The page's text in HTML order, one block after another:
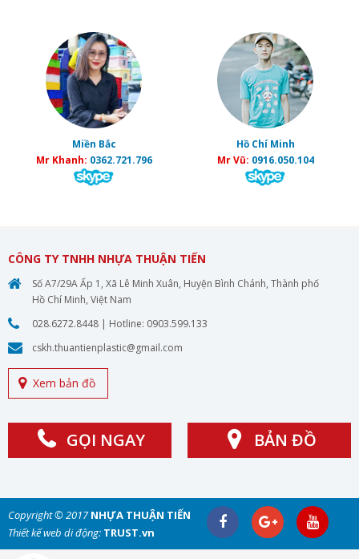
Miền Bắc
Mr Khanh: 0362.721.796
Hồ Chí Minh
Mr Vũ: 0916.050.104
CÔNG TY TNHH NHỰA THUẬN TIẾN
Số A7/29A Ấp 1, Xã Lê Minh Xuân, Huyện Bình Chánh, Thành phố
Hồ Chí Minh, Việt Nam
028.6272.8448 | Hotline: 0903.599.133
cskh.thuantienplastic@gmail.com
Xem bản đồ
GỌI NGAY BẢN ĐỒ
Copyright © 2017NHỰA THUẬN TIẾN
Thiết kế web di động: TRUST.vn